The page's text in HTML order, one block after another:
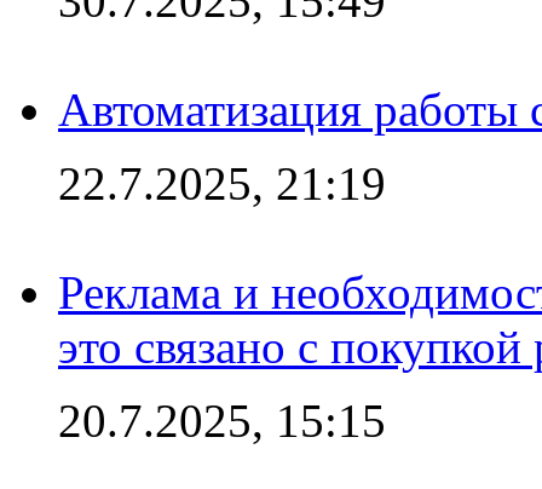
Автоматизация работы
22.7.2025, 21:19
Реклама и
это связано с покупкой
20.7.2025, 15:15